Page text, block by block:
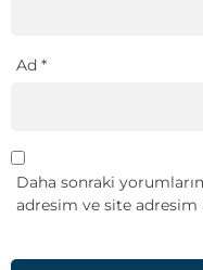
Ad *
Daha sonraki
adresim ve site adresim